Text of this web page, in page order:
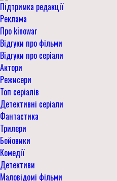
Підтримка редакції
Реклама
Про kinowar
Відгуки про фільми
Відгуки про серіали
Актори
Режисери
Топ серіалів
Детективні серіали
Фантастика
Трилери
Бойовики
Комедії
Детективи
Маловідомі фільми